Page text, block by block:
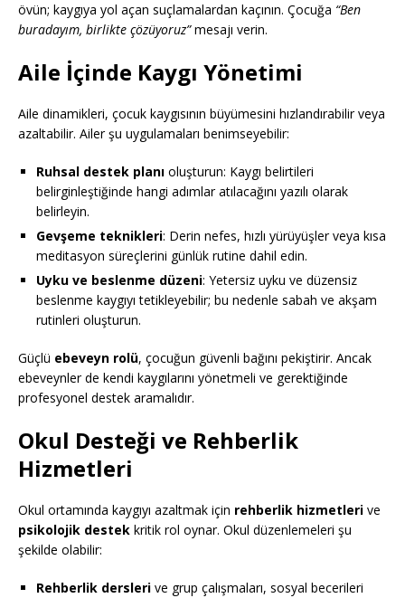
övün; kaygıya yol açan suçlamalardan kaçının. Çocuğa “Ben
buradayım, birlikte çözüyoruz”mesajı verin.
Aile İçinde Kaygı Yönetimi
Aile dinamikleri, çocuk kaygısının büyümesini hızlandırabilir veya
azaltabilir. Ailer şu uygulamaları benimseyebilir:
Ruhsal destek planı oluşturun: Kaygı belirtileri
belirginleştiğinde hangi adımlar atılacağını yazılı olarak
belirleyin.
Gevşeme teknikleri: Derin nefes, hızlı yürüyüşler veya kısa
meditasyon süreçlerini günlük rutine dahil edin.
Uyku ve beslenme düzeni: Yetersiz uyku ve düzensiz
beslenme kaygıyı tetikleyebilir; bu nedenle sabah ve akşam
rutinleri oluşturun.
Güçlü ebeveyn rolü, çocuğun güvenli bağını pekiştirir. Ancak
ebeveynler de kendi kaygılarını yönetmeli ve gerektiğinde
profesyonel destek aramalıdır.
Okul Desteği ve Rehberlik
Hizmetleri
Okul ortamında kaygıyı azaltmak için rehberlik hizmetleri ve
psikolojik destek kritik rol oynar. Okul düzenlemeleri şu
şekilde olabilir:
Rehberlik dersleri ve grup çalışmaları, sosyal becerileri